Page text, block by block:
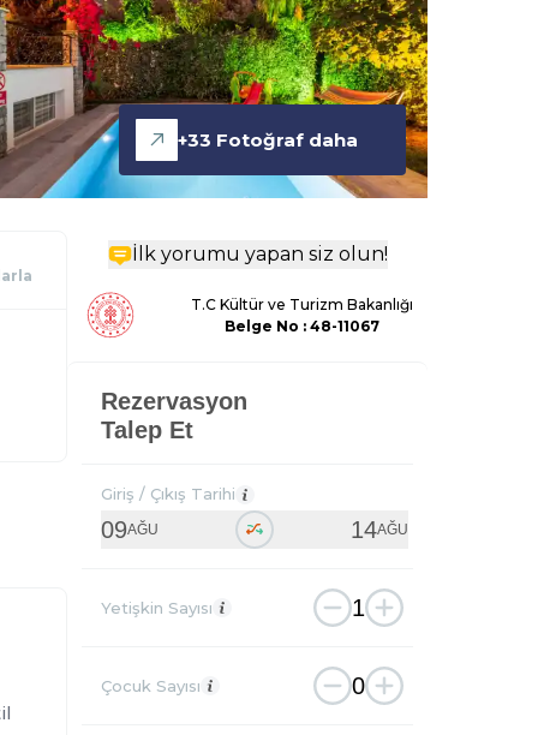
+33 Fotoğraf daha
İlk yorumu yapan siz olun!
T.C Kültür ve Turizm Bakanlığı
Belge No : 48-11067
Rezervasyon
Talep Et
Giriş / Çıkış Tarihi
09AĞU 14AĞU
Yetişkin Sayısı 1
Çocuk Sayısı 0